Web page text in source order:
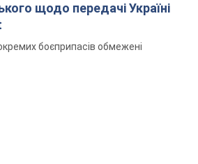
щодо передачі Україні
боєприпасів обмежені